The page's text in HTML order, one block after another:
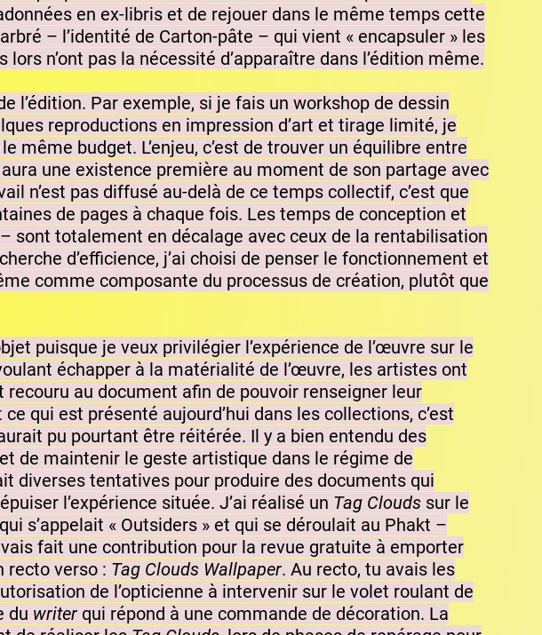
en ex-libris et de rejouer dans le même temps cette
– l’identité de Carton-pâte – qui vient « encapsuler » les
n’ont pas la nécessité d’apparaître dans l’édition même.
l’édition. Par exemple, si je fais un workshop de dessin
reproductions en impression d’art et tirage limité, je
même budget. L’enjeu, c’est de trouver un équilibre entre
une existence première au moment de son partage avec
n’est pas diffusé au-delà de ce temps collectif, c’est que
de pages à chaque fois. Les temps de conception et
sont totalement en décalage avec ceux de la rentabilisation
d’efficience, j’ai choisi de penser le fonctionnement et
comme composante du processus de création, plutôt que
puisque je veux privilégier l’expérience de l’œuvre sur le
échapper à la matérialité de l’œuvre, les artistes ont
au document afin de pouvoir renseigner leur
qui est présenté aujourd’hui dans les collections, c’est
pu pourtant être réitérée. Il y a bien entendu des
de maintenir le geste artistique dans le régime de
diverses tentatives pour produire des documents qui
l’expérience située. J’ai réalisé un Tag Clouds sur le
s’appelait « Outsiders » et qui se déroulait au Phakt –
fait une contribution pour la revue gratuite à emporter
recto verso : Tag Clouds Wallpaper. Au recto, tu avais les
de l’opticienne à intervenir sur le volet roulant de
du writer qui répond à une commande de décoration. La